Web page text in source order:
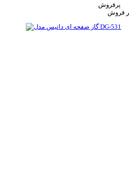
پرفروش